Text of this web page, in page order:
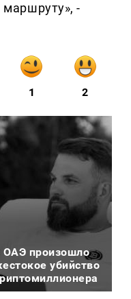
-
1 2
ОАЭ произошло
убийство